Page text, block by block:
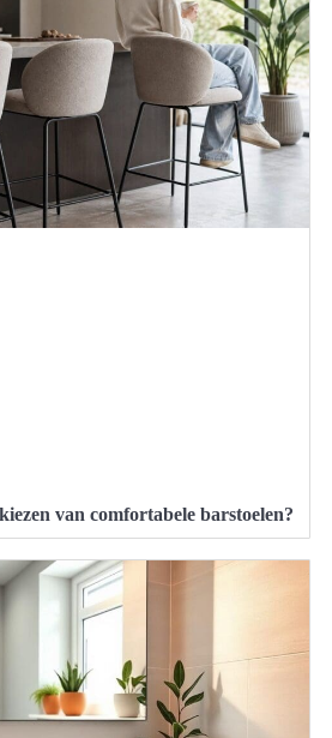
van comfortabele barstoelen?